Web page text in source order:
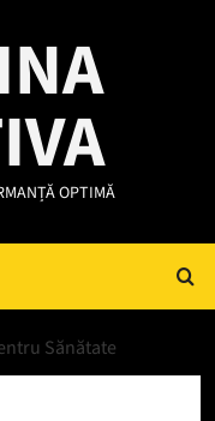
OPTIMĂ
Sănătate